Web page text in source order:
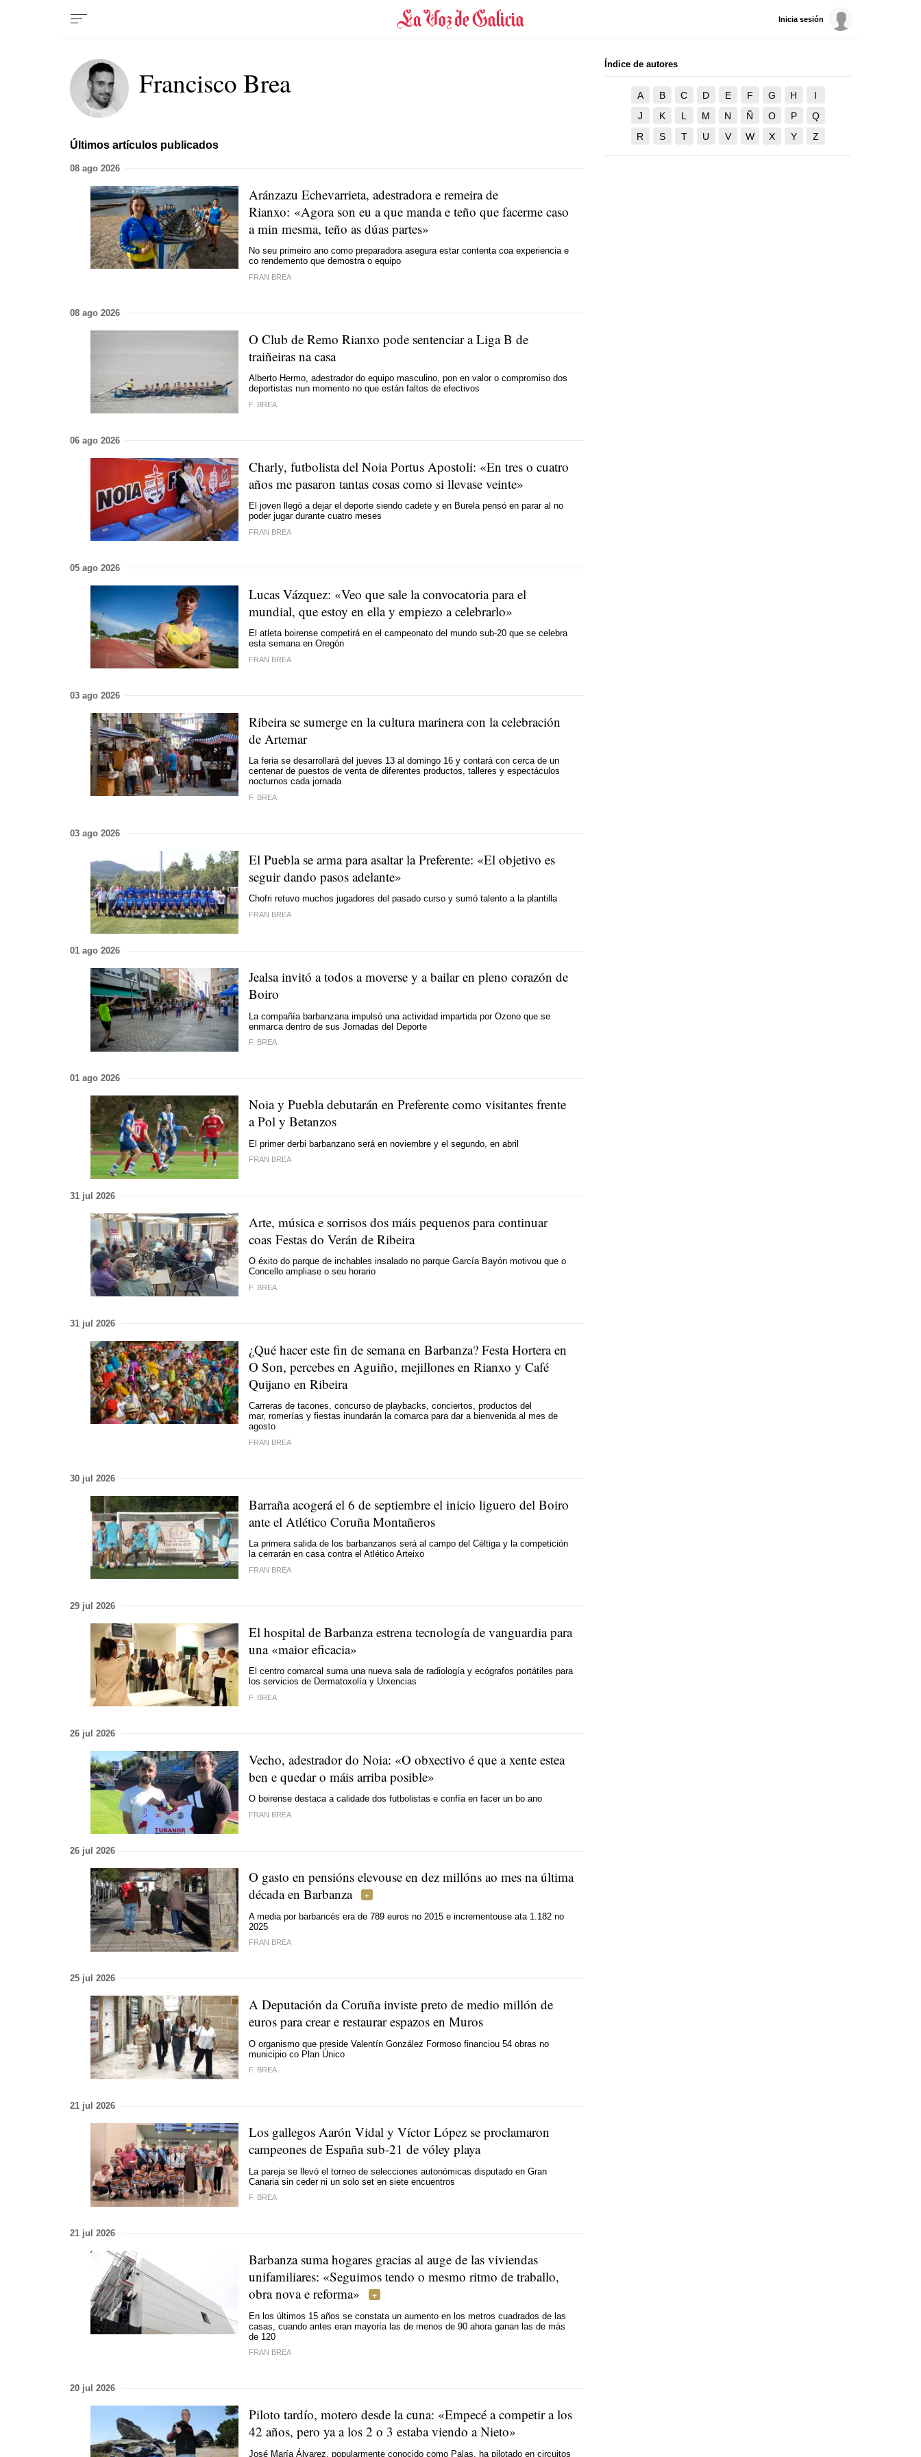
Inicia sesión
Francisco Brea
Últimos artículos publicados
08 ago 2026
Aránzazu Echevarrieta, adestradora e remeira de
Rianxo: «Agora son eu a que manda e teño que facerme caso
a min mesma, teño as dúas partes»
No seu primeiro ano como preparadora asegura estar contenta coa experiencia e
co rendemento que demostra o equipo
FRAN BREA
08 ago 2026
O Club de Remo Rianxo pode sentenciar a Liga B de
traiñeiras na casa
Alberto Hermo, adestrador do equipo masculino, pon en valor o compromiso dos
deportistas nun momento no que están faltos de efectivos
F. BREA
06 ago 2026
Charly, futbolista del Noia Portus Apostoli: «En tres o cuatro
años me pasaron tantas cosas como si llevase veinte»
El joven llegó a dejar el deporte siendo cadete y en Burela pensó en parar al no
poder jugar durante cuatro meses
FRAN BREA
05 ago 2026
Lucas Vázquez: «Veo que sale la convocatoria para el
mundial, que estoy en ella y empiezo a celebrarlo»
El atleta boirense competirá en el campeonato del mundo sub-20 que se celebra
esta semana en Oregón
FRAN BREA
03 ago 2026
Ribeira se sumerge en la cultura marinera con la celebración
de Artemar
La feria se desarrollará del jueves 13 al domingo 16 y contará con cerca de un
centenar de puestos de venta de diferentes productos, talleres y espectáculos
nocturnos cada jornada
F. BREA
03 ago 2026
El Puebla se arma para asaltar la Preferente: «El objetivo es
seguir dando pasos adelante»
Chofri retuvo muchos jugadores del pasado curso y sumó talento a la plantilla
FRAN BREA
01 ago 2026
Jealsa invitó a todos a moverse y a bailar en pleno corazón de
Boiro
La compañía barbanzana impulsó una actividad impartida por Ozono que se
enmarca dentro de sus Jornadas del Deporte
F. BREA
01 ago 2026
Noia y Puebla debutarán en Preferente como visitantes frente
a Pol y Betanzos
El primer derbi barbanzano será en noviembre y el segundo, en abril
FRAN BREA
31 jul 2026
Arte, música e sorrisos dos máis pequenos para continuar
coas Festas do Verán de Ribeira
O éxito do parque de inchables insalado no parque García Bayón motivou que o
Concello ampliase o seu horario
F. BREA
31 jul 2026
¿Qué hacer este fin de semana en Barbanza? Festa Hortera en
O Son, percebes en Aguiño, mejillones en Rianxo y Café
Quijano en Ribeira
Carreras de tacones, concurso de playbacks, conciertos, productos del
mar, romerías y fiestas inundarán la comarca para dar a bienvenida al mes de
agosto
FRAN BREA
30 jul 2026
Barraña acogerá el 6 de septiembre el inicio liguero del Boiro
ante el Atlético Coruña Montañeros
La primera salida de los barbanzanos será al campo del Céltiga y la competición
la cerrarán en casa contra el Atlético Arteixo
FRAN BREA
29 jul 2026
El hospital de Barbanza estrena tecnología de vanguardia para
una «maior eficacia»
El centro comarcal suma una nueva sala de radiología y ecógrafos portátiles para
los servicios de Dermatoxolíay Urxencias
F. BREA
26 jul 2026
Vecho, adestrador do Noia: «O obxectivo é que a xente estea
ben e quedar o máis arriba posible»
O boirense destaca a calidade dos futbolistas e confía en facer un bo ano
FRAN BREA
26 jul 2026
O gasto en pensións elevouse en dez millóns ao mes na última
década en Barbanza
A media por barbancés era de 789 euros no 2015 e incrementouse ata 1.182 no
2025
FRAN BREA
25 jul 2026
A Deputación da Coruña inviste preto de medio millón de
euros para crear e restaurar espazos en Muros
O organismo que preside Valentín González Formoso financiou 54 obras no
municipio co Plan Único
F. BREA
21 jul 2026
Los gallegos Aarón Vidal y Víctor López se proclamaron
campeones de España sub-21 de vóley playa
La pareja se llevó el torneo de selecciones autonómicas disputado en Gran
Canaria sin ceder ni un solo set en siete encuentros
F. BREA
21 jul 2026
Barbanza suma hogares gracias al auge de las viviendas
unifamiliares: «Seguimos tendo o mesmo ritmo de traballo,
obra nova e reforma»
En los últimos 15 años se constata un aumento en los metros cuadrados de las
casas, cuando antes eran mayoría las de menos de 90 ahora ganan las de más
de 120
FRAN BREA
20 jul 2026
Piloto tardío, motero desde la cuna: «Empecé a competir a los
42 años, pero ya a los 2 o 3 estaba viendo a Nieto»
José María Álvarez, popularmente conocido como Palas, ha pilotado en circuitos
Índice de autores
A B C D E F G H
I
J
K L M N Ñ O P
Q
R
S T U V W X Y Z